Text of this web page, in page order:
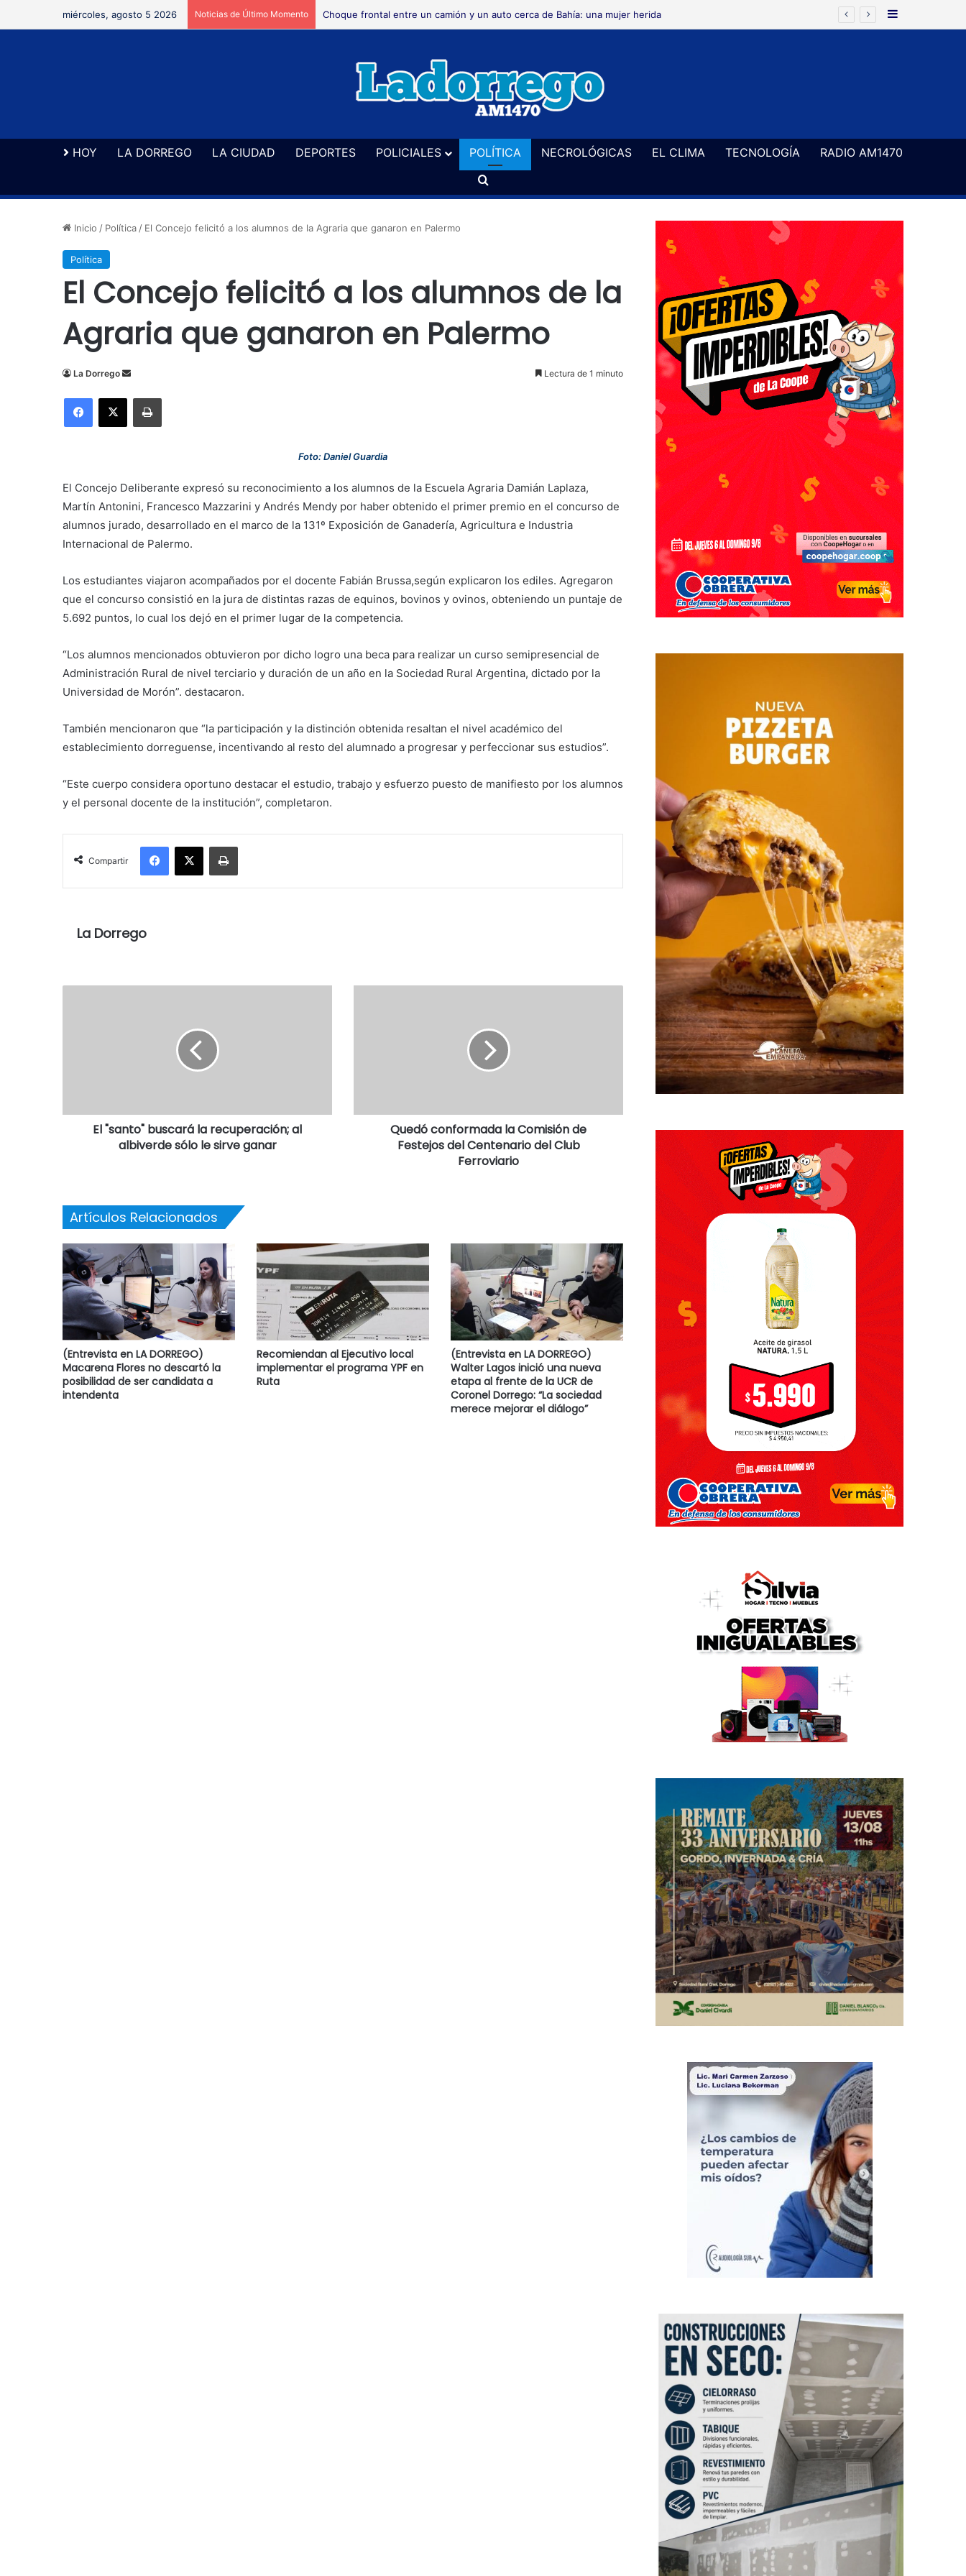
miércoles, agosto 5 2026 Noticias de Último Momento Choque frontal entre un camión y un auto cerca de Bahía: una mujer herida Barra Lateral
HOY LA DORREGO LA CIUDAD DEPORTES POLICIALES POLÍTICA NECROLÓGICAS EL CLIMA TECNOLOGÍA
RADIO AM1470
Buscar
Inicio / Política / El Concejo felicitó a los alumnos de la Agraria que ganaron en Palermo
Política
El Concejo felicitó a los alumnos de la
Agraria que ganaron en Palermo
La Dorrego
Send
email
Lectura de 1 minuto
Facebook
X Imprimir
Foto: Daniel Guardia
El Concejo Deliberante expresó su reconocimiento a los alumnos de la Escuela Agraria Damián Laplaza,
Martín Antonini, Francesco Mazzarini y Andrés Mendy por haber obtenido el primer premio en el concurso de
alumnos jurado, desarrollado en el marco de la 131º Exposición de Ganadería, Agricultura e Industria
Internacional de Palermo.
Los estudiantes viajaron acompañados por el docente Fabián Brussa,según explicaron los ediles. Agregaron
que el concurso consistió en la jura de distintas razas de equinos, bovinos y ovinos, obteniendo un puntaje de
5.692 puntos, lo cual los dejó en el primer lugar de la competencia.
“Los alumnos mencionados obtuvieron por dicho logro una beca para realizar un curso semipresencial de
Administración Rural de nivel terciario y duración de un año en la Sociedad Rural Argentina, dictado por la
Universidad de Morón”. destacaron.
También mencionaron que “la participación y la distinción obtenida resaltan el nivel académico del
establecimiento dorreguense, incentivando al resto del alumnado a progresar y perfeccionar sus estudios”.
“Este cuerpo considera oportuno destacar el estudio, trabajo y esfuerzo puesto de manifiesto por los alumnos
y el personal docente de la institución”, completaron.
Compartir
Facebook
X Imprimir
La Dorrego
El "santo" buscará la recuperación; al
albiverde sólo le sirve ganar
Quedó conformada la Comisión de
Festejos del Centenario del Club
Ferroviario
Artículos Relacionados
(Entrevista en LA DORREGO)
Macarena Flores no descartó la
posibilidad de ser candidata a
intendenta
Recomiendan al Ejecutivo local
implementar el programa YPF en
Ruta
(Entrevista en LA DORREGO)
Walter Lagos inició una nueva
etapa al frente de la UCR de
Coronel Dorrego: “La sociedad
merece mejorar el diálogo”